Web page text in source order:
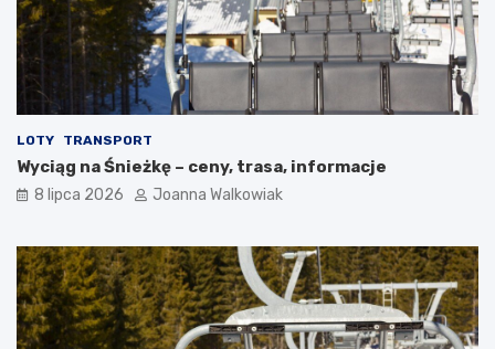
LOTY TRANSPORT
Wyciąg na Śnieżkę – ceny, trasa, informacje
8 lipca 2026 Joanna Walkowiak